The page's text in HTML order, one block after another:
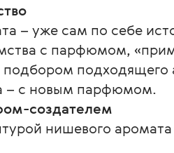
– уже сам по себе
с парфюмом,
подходящего
– с новым парфюмом.
создателем
нишевого